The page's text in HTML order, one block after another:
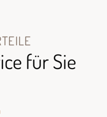
für Sie